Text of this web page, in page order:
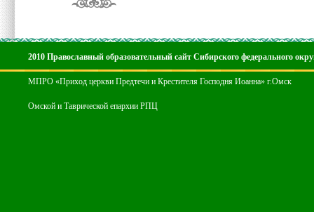
2010 Православный образовательный сайт Сибирского федерального
МПРО «Приход церкви Предтечи и Крестителя Господня Иоанна» г.Омск
Омской и Таврической епархии РПЦ